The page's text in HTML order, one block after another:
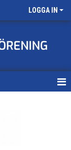
LOGGA IN